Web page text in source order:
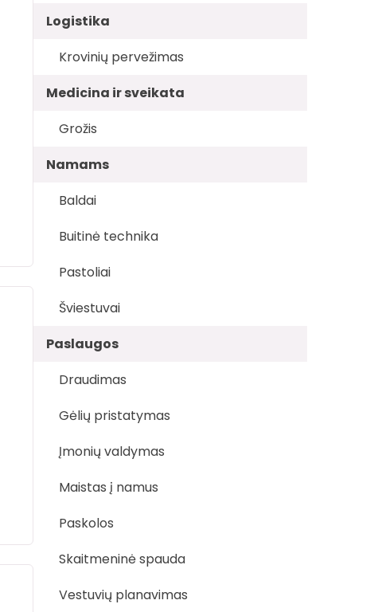
Logistika
Krovinių pervežimas
Medicina ir sveikata
Grožis
Namams
Baldai
Buitinė technika
Pastoliai
Šviestuvai
Paslaugos
Draudimas
Gėlių pristatymas
Įmonių valdymas
Maistas į namus
Paskolos
Skaitmeninė spauda
Vestuvių planavimas